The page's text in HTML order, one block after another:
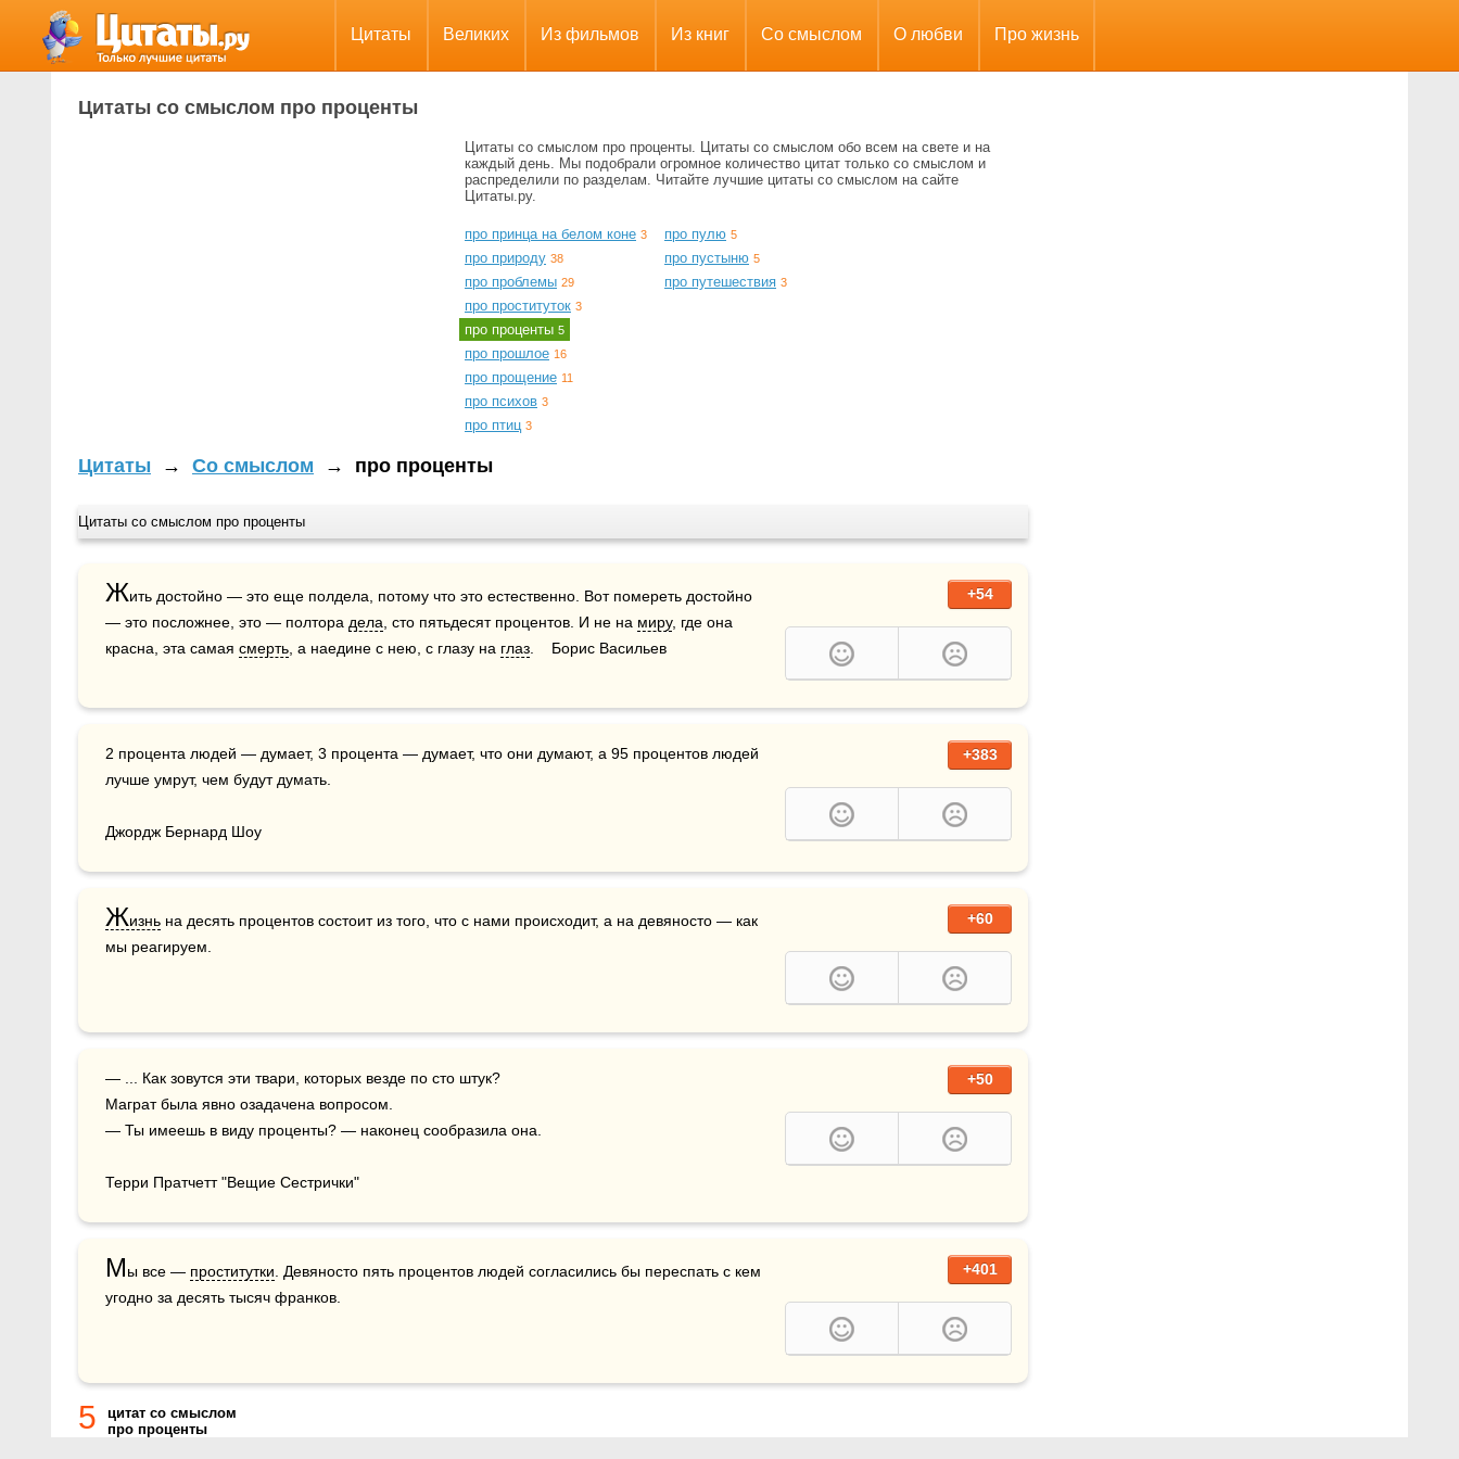
Цитаты Великих Из фильмов Из книг Со смыслом О любви Про жизнь
Цитаты со смыслом про проценты
Цитаты со смыслом про проценты. Цитаты со смыслом обо всем на свете и на
каждый день. Мы подобрали огромное количество цитат только со смыслом и
распределили по разделам. Читайте лучшие цитаты со смыслом на сайте
Цитаты.ру.
про принца на белом коне 3
про природу 38
про проблемы 29
про проституток 3
про проценты 5
про прошлое 16
про прощение 11
про психов 3
про птиц 3
про пулю 5
про пустыню 5
про путешествия 3
Цитаты → Со смыслом → про проценты
Цитаты со смыслом про проценты
+54
Жить достойно — это еще полдела, потому что это естественно. Вот помереть достойно
— это посложнее, это — полтора дела , сто пятьдесят процентов. И не на миру, где она
красна, эта самая смерть , а наедине с нею, с глазу на глаз .    Борис Васильев
+383
2 процента людей — думает, 3 процента — думает, что они думают, а 95 процентов людей
лучше умрут, чем будут думать.
Джордж Бернард Шоу
+60
Жизнь на десять процентов состоит из того, что с нами происходит, а на девяносто — как
мы реагируем.
+50
— ... Как зовутся эти твари, которых везде по сто штук?
Маграт была явно озадачена вопросом.
— Ты имеешь в виду проценты? — наконец сообразила она.
Терри Пратчетт "Вещие Сестрички"
+401
Мы все — проститутки . Девяносто пять процентов людей согласились бы переспать с кем
угодно за десять тысяч франков.
5
цитат со смыслом
про проценты